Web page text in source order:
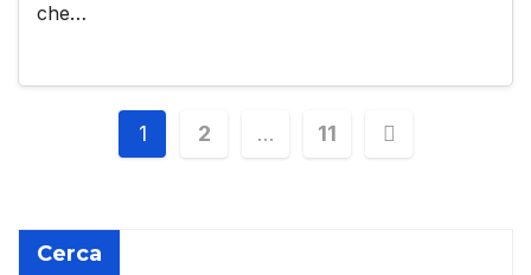
che…
Paginazione
articoli
1 2 … 11
Cerca